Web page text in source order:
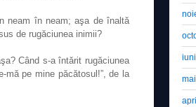
neam în neam; aşa de înaltă
de rugăciunea inimii?
Când s-a întărit rugăciunea
mă pe mine păcătosul!”, de la